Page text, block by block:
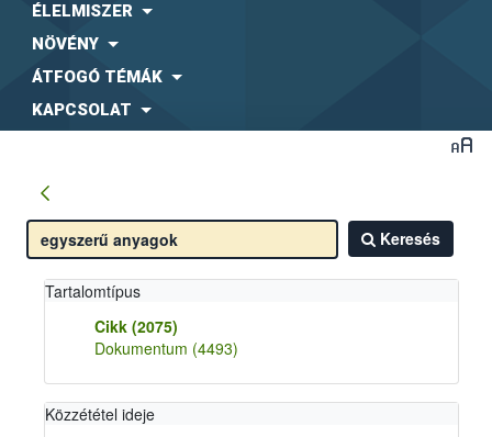
ÉLELMISZER
NÖVÉNY
ÁTFOGÓ TÉMÁK
KAPCSOLAT
Keresés
Tartalomtípus
Cikk (2075)
Dokumentum (4493)
Közzététel ideje